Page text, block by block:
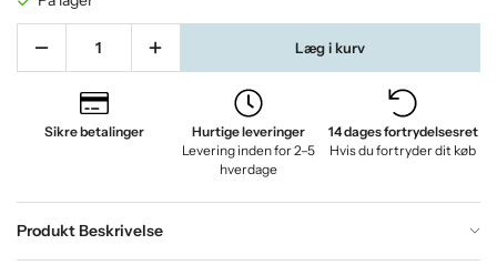
Læg i kurv
Sikre betalinger
Hurtige leveringer
Levering inden for 2–5
hverdage
14 dages fortrydelsesret
Hvis du fortryder dit køb
Produkt Beskrivelse